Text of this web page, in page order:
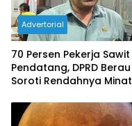
Advertorial
70 Persen Pekerja Sawit
Pendatang, DPRD Berau
Soroti Rendahnya Minat